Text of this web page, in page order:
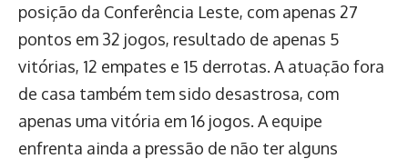
posição da Conferência Leste, com apenas 27
pontos em 32 jogos, resultado de apenas 5
vitórias, 12 empates e 15 derrotas. A atuação fora
de casa também tem sido desastrosa, com
apenas uma vitória em 16 jogos. A equipe
enfrenta ainda a pressão de não ter alguns